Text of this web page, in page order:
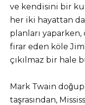
ve kendisini bir
her iki hayattan
planları
firar eden köle
çıkılmaz bir hale
Mark Twain
taşrasından,